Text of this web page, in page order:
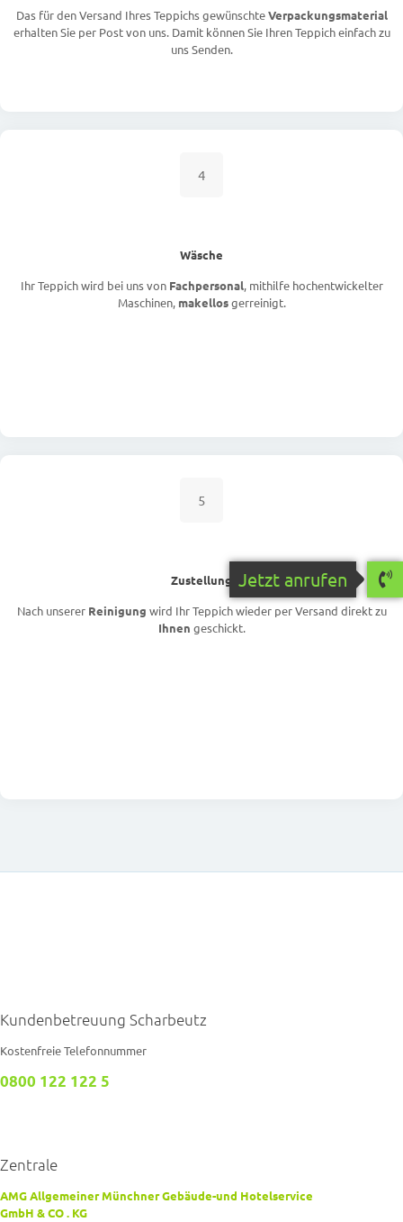
Das für den Versand Ihres Teppichs gewünschteVerpackungsmaterial
erhalten Sie per Post von uns. Damit können Sie Ihren Teppich einfach zu
uns Senden.
4
Wäsche
Ihr Teppich wird bei uns von Fachpersonal, mithilfe hochentwickelter
Maschinen, makellosgerreinigt.
5
Zustellung
Nach unserer Reinigung wird Ihr Teppich wieder per Versand direkt zu
Ihnen geschickt.
Kundenbetreuung Scharbeutz
Kostenfreie Telefonnummer
0800 122 122 5
Zentrale
AMG Allgemeiner Münchner Gebäude-und Hotelservice
GmbH & CO . KG
Jetzt anrufen